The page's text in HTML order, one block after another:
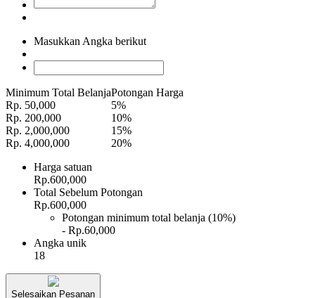
Masukkan Angka berikut
Minimum Total BelanjaPotongan Harga
Rp. 50,000
5%
Rp. 200,000
10%
Rp. 2,000,000
15%
Rp. 4,000,000
20%
Harga satuan
Rp.600,000
Total Sebelum Potongan
Rp.600,000
Potongan minimum total belanja (10%)
- Rp.60,000
Angka unik
18
Selesaikan Pesanan